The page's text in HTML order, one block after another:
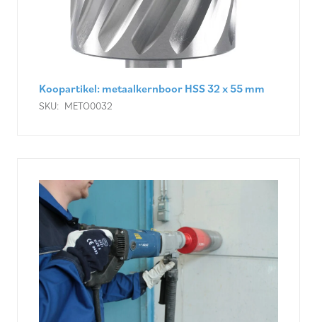
Koopartikel: metaalkernboor HSS 32 x 55 mm
SKU: METO0032